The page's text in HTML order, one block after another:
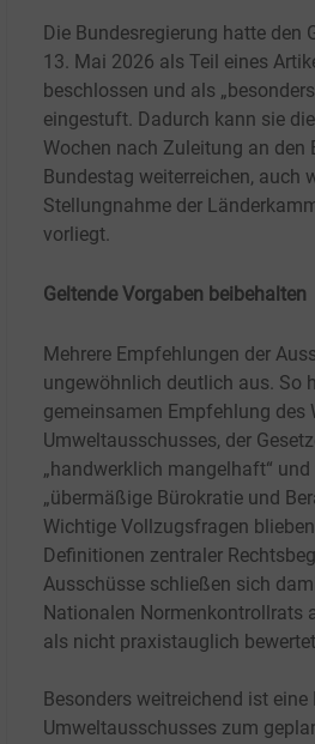
Die Bundesregierung hatte den
13. Mai 2026 als Teil eines
beschlossen und als
eingestuft. Dadurch kann sie
Wochen nach Zuleitung an den
Bundestag weiterreichen, auch
Stellungnahme der
vorliegt.
Geltende Vorgaben beibehalten
Mehrere Empfehlungen der
ungewöhnlich deutlich aus. So
gemeinsamen Empfehlung des
Umweltausschusses, der
„handwerklich mangelhaft“
„übermäßige Bürokratie und
Wichtige Vollzugsfragen
Definitionen zentraler
Ausschüsse schließen sich
Nationalen Normenkontrollrats
als nicht praxistauglich
Besonders weitreichend ist
Umweltausschusses zum